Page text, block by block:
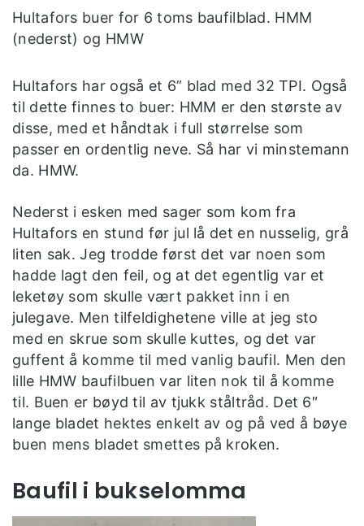
Hultafors buer for 6 toms baufilblad. HMM
(nederst) og HMW
Hultafors har også et 6” blad med 32 TPI. Også
til dette finnes to buer: HMM er den største av
disse, med et håndtak i full størrelse som
passer en ordentlig neve. Så har vi minstemann
da. HMW.
Nederst i esken med sager som kom fra
Hultafors en stund før jul lå det en nusselig, grå
liten sak. Jeg trodde først det var noen som
hadde lagt den feil, og at det egentlig var et
leketøy som skulle vært pakket inn i en
julegave. Men tilfeldighetene ville at jeg sto
med en skrue som skulle kuttes, og det var
guffent å komme til med vanlig baufil. Men den
lille HMW baufilbuen var liten nok til å komme
til. Buen er bøyd til av tjukk ståltråd. Det 6″
lange bladet hektes enkelt av og på ved å bøye
buen mens bladet smettes på kroken.
Baufil i bukselomma